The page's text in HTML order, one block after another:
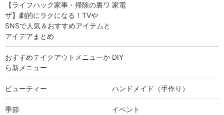
【ライフハック家事・掃除の裏ワ
ザ】劇的にラクになる！TVや
SNSで人気＆おすすめアイテムと
アイデアまとめ
家電
おすすめテイクアウトメニューか
ら新メニュー
DIY
ビューティー ハンドメイド（手作り）
季節 イベント